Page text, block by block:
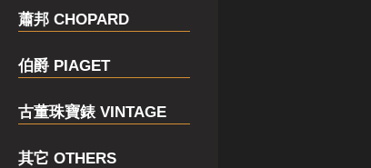
蕭邦 CHOPARD
伯爵 PIAGET
古董珠寶錶 VINTAGE
其它 OTHERS